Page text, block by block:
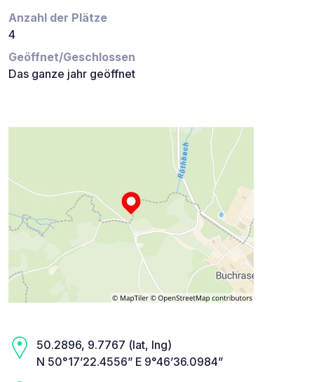
Anzahl der Plätze
4
Geöffnet/Geschlossen
Das ganze jahr geöffnet
50.2896, 9.7767 (lat, lng)
N 50°17’22.4556” E 9°46’36.0984”